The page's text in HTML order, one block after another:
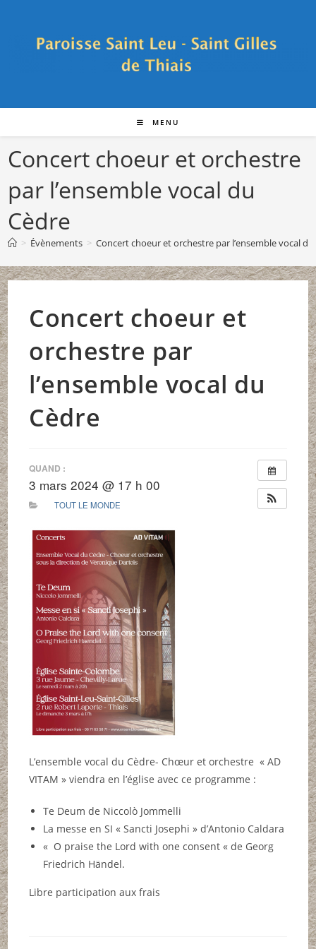
MENU
Concert choeur et orchestre
par l’ensemble vocal du
Cèdre
> Évènements > Concert choeur et orchestre par l’ensemble vocal du
Concert choeur et
orchestre par
l’ensemble vocal du
Cèdre
QUAND :
3 mars 2024 @ 17 h 00
TOUT LE MONDE
L’ensemble vocal du Cèdre- Chœur et orchestre « AD
VITAM » viendra en l’église avec ce programme :
Te Deum de Niccolò Jommelli
La messe en SI « Sancti Josephi » d’Antonio Caldara
« O praise the Lord with one consent « de Georg
Friedrich Händel.
Libre participation aux frais